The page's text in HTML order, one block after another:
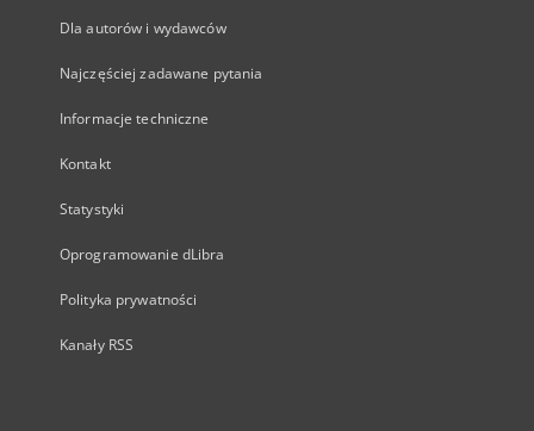
Dla autorów i wydawców
Najczęściej zadawane pytania
Informacje techniczne
Kontakt
Statystyki
Oprogramowanie dLibra
Polityka prywatności
Kanały RSS